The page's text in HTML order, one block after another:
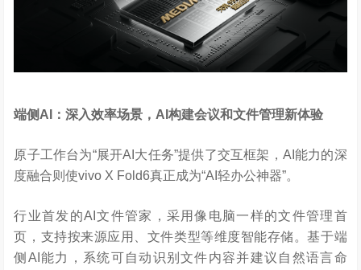
端侧AI ：深入效率场景， AI构建会议和文件管理新体验
原子工作台为“展开AI大任务”提供了交互框架，AI能力的深
度融合则使vivo X Fold6真正成为“AI轻办公神器”。
行业首发的AI文件管家，采用像电脑一样的文件管理首
页，支持按来源应用、文件类型等维度智能存储。基于端
侧AI能力，系统可自动识别文件内容并建议自然语言命